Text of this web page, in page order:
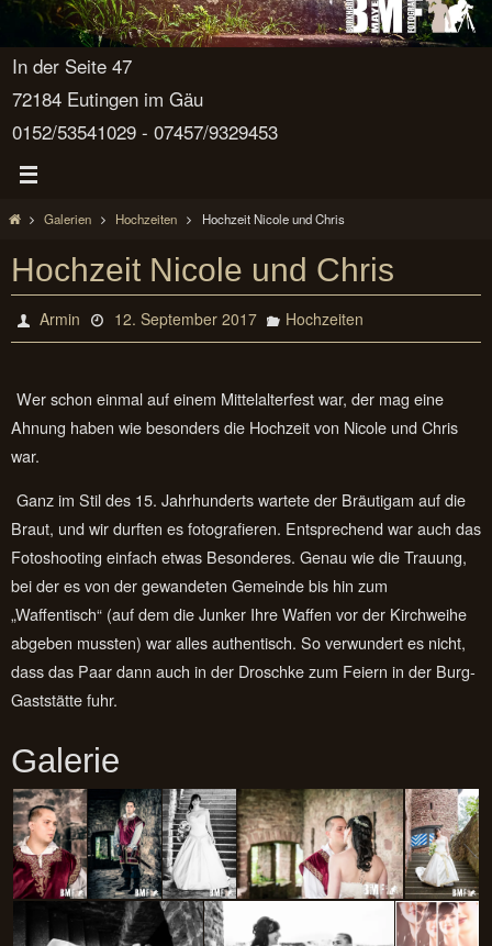
In der Seite 47
72184 Eutingen im Gäu
0152/53541029 - 07457/9329453
StartGalerien Hochzeiten Hochzeit Nicole und Chris
Hochzeit Nicole und Chris
Armin 12. September 2017 Hochzeiten
Wer schon einmal auf einem Mittelalterfest war, der mag eine
Ahnung haben wie besonders die Hochzeit von Nicole und Chris
war.
Ganz im Stil des 15. Jahrhunderts wartete der Bräutigam auf die
Braut, und wir durften es fotografieren. Entsprechend war auch das
Fotoshooting einfach etwas Besonderes. Genau wie die Trauung,
bei der es von der gewandeten Gemeinde bis hin zum
„Waffentisch“ (auf dem die Junker Ihre Waffen vor der Kirchweihe
abgeben mussten) war alles authentisch. So verwundert es nicht,
dass das Paar dann auch in der Droschke zum Feiern in der Burg-
Gaststätte fuhr.
Galerie